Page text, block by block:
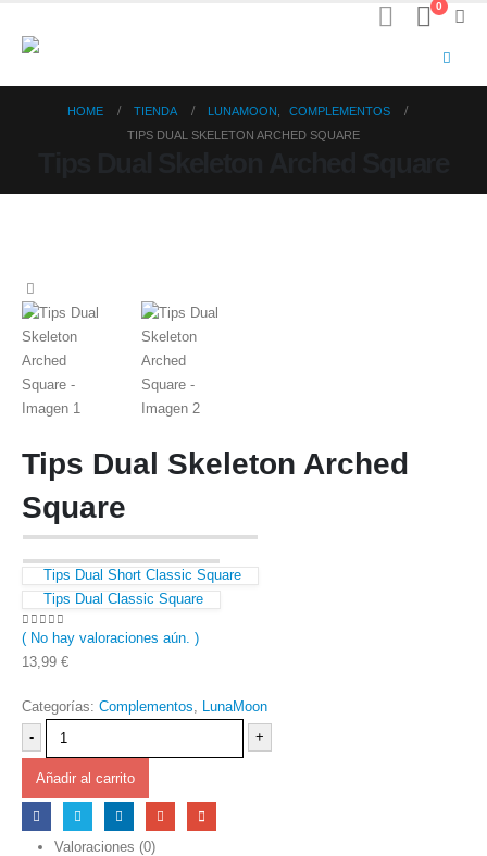
0
HOME TIENDA LUNAMOON
COMPLEMENTOS
TIPS DUAL SKELETON ARCHED SQUARE
Tips Dual Skeleton Arched
Square
Tips Dual Short Classic Square
Tips Dual Classic Square
0 out of 5
( No hay valoraciones aún. )
13,99 €
Categorías: Complementos
LunaMoon
-
+
Añadir al carrito
Valoraciones (0)